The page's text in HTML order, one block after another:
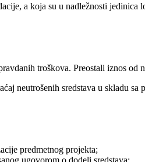
a koja su u nadležnosti jedinica
troškova. Preostali iznos od
neutrošenih sredstava u skladu
predmetnog projekta;
ugovorom o dodeli sredstava;